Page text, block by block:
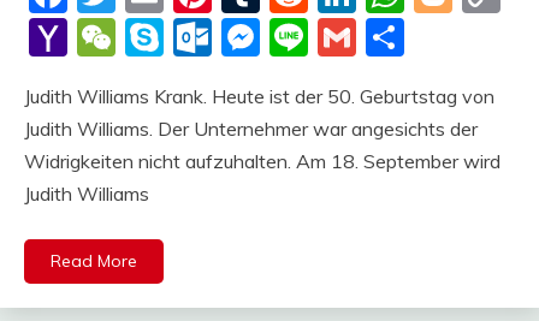
Yahoo
WeChat
SkypeOutlook.com
Messenger
LineGmail
Judith Williams Krank. Heute ist der 50. Geburtstag von
Judith Williams. Der Unternehmer war angesichts der
Widrigkeiten nicht aufzuhalten. Am 18. September wird
Judith Williams
Read More